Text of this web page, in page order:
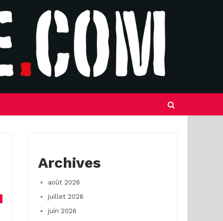
Archives
août 2026
juillet 2026
juin 2026